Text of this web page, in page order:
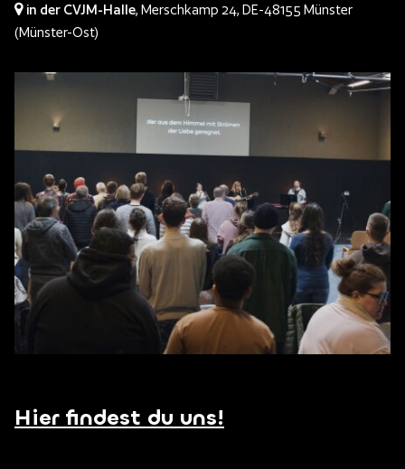
in der CVJM-Halle, Merschkamp 24, DE-48155 Münster
(Münster-Ost)
Hier findest du uns!